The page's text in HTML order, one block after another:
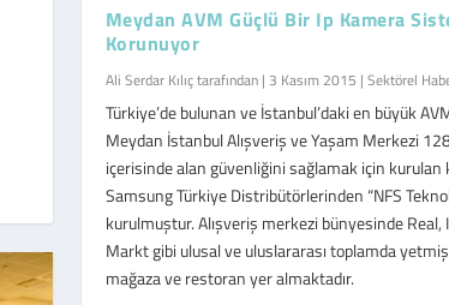
Meydan AVM Güçlü Bir Ip Kamera
Korunuyor
Ali Serdar Kılıçtarafından | 3 Kasım 2015 | Sektörel
Türkiye’de bulunan ve İstanbul’daki en büyük
Meydan İstanbul Alışveriş ve Yaşam Merkezi
içerisinde alan güvenliğini sağlamak için
Samsung Türkiye Distribütörlerinden “NFS
kurulmuştur. Alışveriş merkezi bünyesinde Real,
Markt gibi ulusal ve uluslararası toplamda
mağaza ve restoran yer almaktadır.